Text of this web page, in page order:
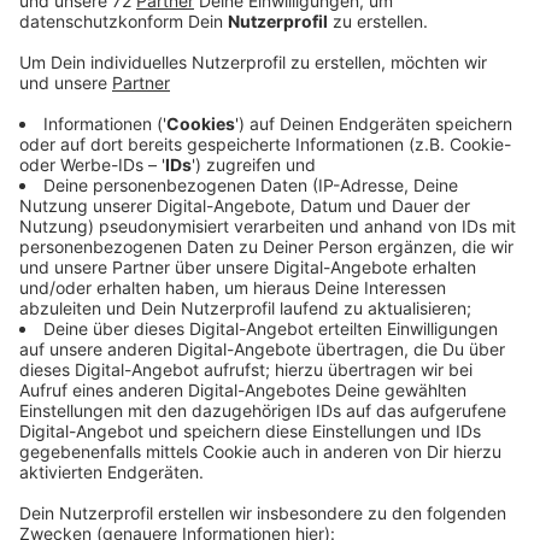
Anzeige
Unter anderem Sprecher Willi Kortmann aus
Lüdinghausen ist dabei. Für ihn ist entscheidend, dass
sich mit der CDU eine Politik umsetzen lässt, die es
ermöglicht die Klimawende zu schaffen. Für die CDU
entscheidet heute der Landesvorstand. Kreis-CDU-
Chef Marc Henrichmann aus Havixbeck ist
zuversichtlich, dass es nach den
Sondierungsgesprächen mit Koalitionsverhandlungen
weitergeht. Als Gewinner bei der Landtagswahl seien
CDU und Grüne in der Pflicht. Ein Knackpunkt ist für ihn
die Verkehrswende so zu gestalten, dass sie auch für
die Menschen in ländlichen Gebieten funktioniert. Und
das bedeutet das Auto nicht komplett
auszuklammern.